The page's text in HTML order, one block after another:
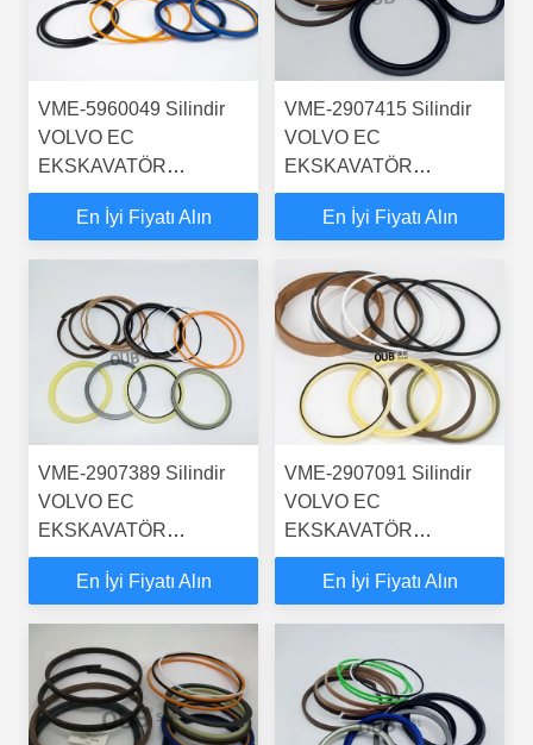
VME-5960049 Silindir
VOLVO EC
EKSKAVATÖR
DİREKSİYON BOM
KOLU BUCKER KEÇE
En İyi Fiyatı Alın
VME-2907415 Silindir
VOLVO EC
EKSKAVATÖR
DİREKSİYON BOM
KOLU BUCKER KEÇE
SİLİNDİR
En İyi Fiyatı Alın
VME-2907389 Silindir
VOLVO EC
EKSKAVATÖR
DİREKSİYON BOMU
KOLU BUCKER KEÇE
SİLİNDİR
En İyi Fiyatı Alın
VME-2907091 Silindir
VOLVO EC
EKSKAVATÖR
DİREKSİYON BOMU
KOLU BUCKER KEÇE
En İyi Fiyatı Alın